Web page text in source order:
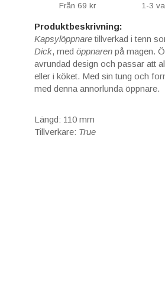
Från 69 kr
1-3
Produktbeskrivning:
Kapsylöppnaretillverkad i tenn
Dick, med öppnaren på magen.
avrundad design och passar att
eller i köket. Med sin tung och
med denna annorlunda öppnare.
Längd: 110 mm
Tillverkare: True